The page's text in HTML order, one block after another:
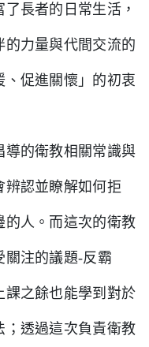
長者的日常生活，
力量與代間交流的
促進關懷」的初衷
導的衛教相關常識與
辨認並瞭解如何拒
的人。而這次的衛教
關注的議題-反霸
課之餘也能學到對於
；透過這次負責衛教